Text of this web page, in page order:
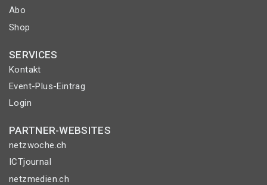
Abo
Shop
SERVICES
Kontakt
Event-Plus-Eintrag
Login
PARTNER-WEBSITES
netzwoche.ch
ICTjournal
netzmedien.ch